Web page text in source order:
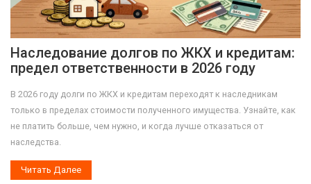
Наследование долгов по ЖКХ и кредитам:
предел ответственности в 2026 году
В 2026 году долги по ЖКХ и кредитам переходят к наследникам
только в пределах стоимости полученного имущества. Узнайте, как
не платить больше, чем нужно, и когда лучше отказаться от
наследства.
Читать Далее